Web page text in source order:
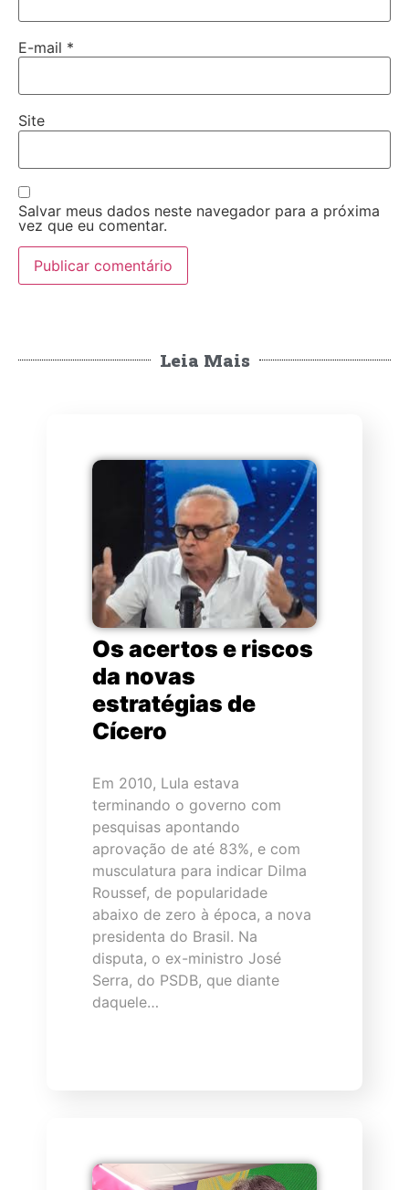
E-mail *
Site
Salvar meus dados neste navegador para a próxima
vez que eu comentar.
Leia Mais
Os acertos e riscos
da novas
estratégias de
Cícero
Em 2010, Lula estava
terminando o governo com
pesquisas apontando
aprovação de até 83%, e com
musculatura para indicar Dilma
Roussef, de popularidade
abaixo de zero à época, a nova
presidenta do Brasil. Na
disputa, o ex-ministro José
Serra, do PSDB, que diante
daquele…